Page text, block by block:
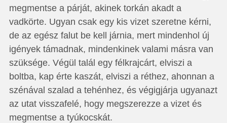
megmentse a párját, akinek torkán akadt a
vadkörte. Ugyan csak egy kis vizet szeretne kérni,
de az egész falut be kell járnia, mert mindenhol új
igények támadnak, mindenkinek valami másra van
szüksége. Végül talál egy félkrajcárt, elviszi a
boltba, kap érte kaszát, elviszi a réthez, ahonnan a
szénával szalad a tehénhez, és végigjárja ugyanazt
az utat visszafelé, hogy megszerezze a vizet és
megmentse a tyúkocskát.